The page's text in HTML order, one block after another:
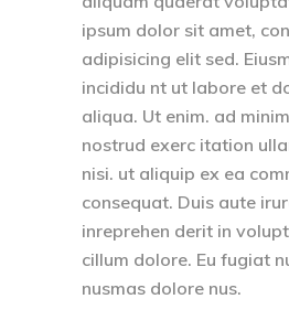
ipsum dolor sit amet,
adipisicing elit sed.
incididu nt ut labore et
aliqua. Ut enim. ad
nostrud exerc itation
nisi. ut aliquip ex ea
consequat. Duis aute
inreprehen derit in
cillum dolore. Eu fugiat
nusmas dolore nus.